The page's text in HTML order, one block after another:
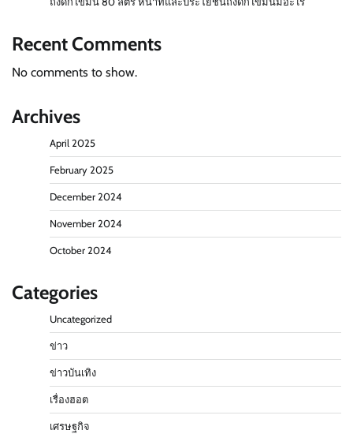
Recent Comments
No comments to show.
Archives
April 2025
February 2025
December 2024
November 2024
October 2024
Categories
Uncategorized
ข่าว
ข่าวบันเทิง
เรื่องฮอต
เศรษฐกิจ